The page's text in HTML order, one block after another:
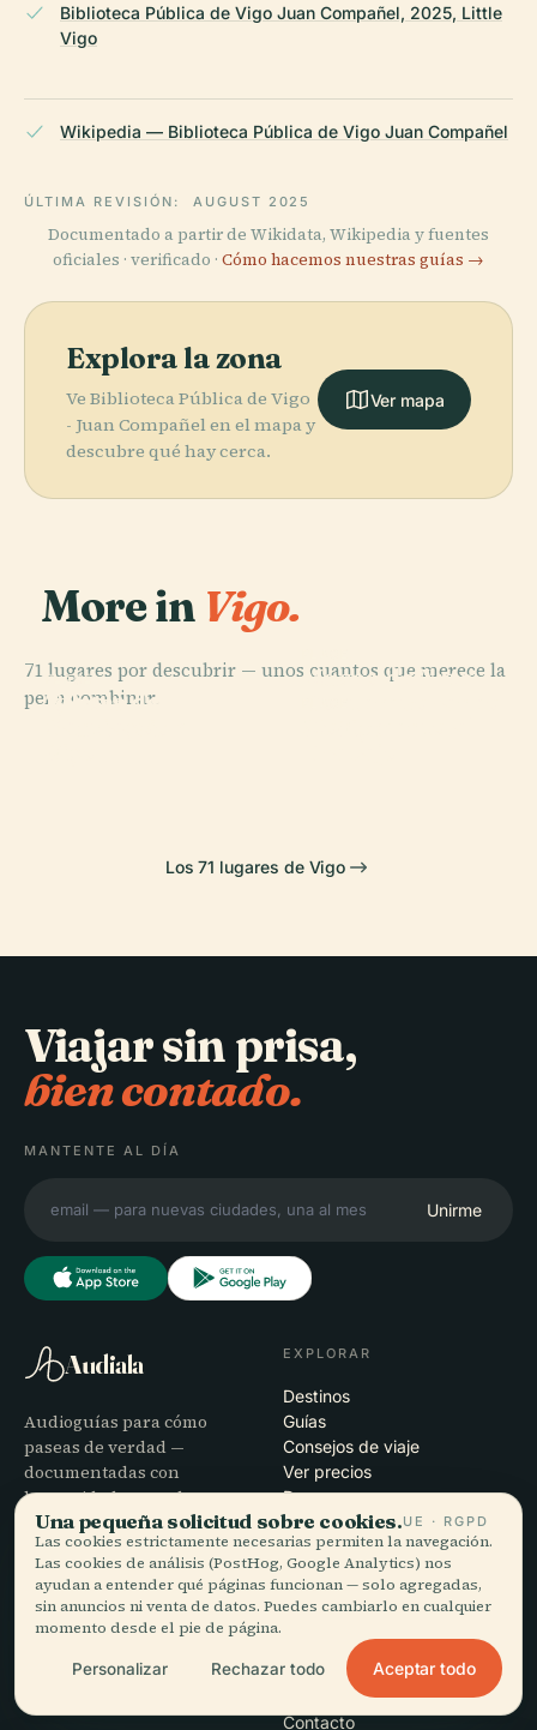
Biblioteca Pública de Vigo Juan Compañel, 2025, Little
Vigo
Wikipedia — Biblioteca Pública de Vigo Juan Compañel
ÚLTIMA REVISIÓN: AUGUST 2025
Documentado a partir de Wikidata, Wikipedia y fuentes
oficiales · verificado · Cómo hacemos nuestras guías →
Explora la zona
Ve Biblioteca Pública de Vigo
- Juan Compañel en el mapa y
descubre qué hay cerca.
Ver mapa
More in Vigo.
71 lugares por descubrir — unos cuantos que merece la
pena combinar.
PLACE
Teatro
Museo de Arte
PLACE
Iglesia de
Los 71 lugares de Vigo
Viajar sin prisa,
bien contado.
MANTENTE AL DÍA
Unirme
Audiala
Audioguías para cómo
paseas de verdad —
documentadas con
honestidad, narradas para
la calle, descargadas de una
vez.
EXPLORAR
Destinos
Guías
Consejos de viaje
Ver precios
Descargar
EMPRESA
Proceso editorial
AYUDA
Solución de problemas de la
Contacto
Una pequeña solicitud sobre cookies.UE · RGPD
Las cookies estrictamente necesarias permiten la navegación.
Las cookies de análisis (PostHog, Google Analytics) nos
ayudan a entender qué páginas funcionan — solo agregadas,
sin anuncios ni venta de datos. Puedes cambiarlo en cualquier
momento desde el pie de página.
Personalizar Rechazar todo Aceptar todo